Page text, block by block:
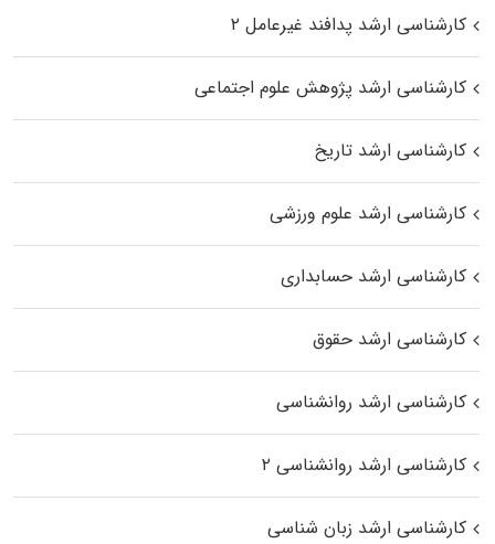
کارشناسی ارشد پدافند غیرعامل ۲
کارشناسی ارشد پژوهش علوم اجتماعی
کارشناسی ارشد تاریخ
کارشناسی ارشد علوم ورزشی
کارشناسی ارشد حسابداری
کارشناسی ارشد حقوق
کارشناسی ارشد روانشناسی
کارشناسی ارشد روانشناسی ۲
کارشناسی ارشد زبان شناسی